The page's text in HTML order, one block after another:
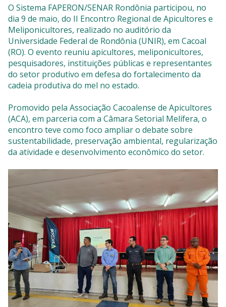
O Sistema FAPERON/SENAR Rondônia participou, no
dia 9 de maio, do II Encontro Regional de Apicultores e
Meliponicultores, realizado no auditório da
Universidade Federal de Rondônia (UNIR), em Cacoal
(RO). O evento reuniu apicultores, meliponicultores,
pesquisadores, instituições públicas e representantes
do setor produtivo em defesa do fortalecimento da
cadeia produtiva do mel no estado.
Promovido pela Associação Cacoalense de Apicultores
(ACA), em parceria com a Câmara Setorial Melífera, o
encontro teve como foco ampliar o debate sobre
sustentabilidade, preservação ambiental, regularização
da atividade e desenvolvimento econômico do setor.